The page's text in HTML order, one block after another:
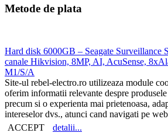
Metode de plata
Hard disk 6000GB – Seagate
canale Hikvision, 8MP, AI, AcuSense,
M1/S/A
Site-ul rebel-electro.ro utilizeaza module
oferim informatii relevante despre
precum si o experienta mai prietenoasa,
intereselor dvs., atunci cand navigati pe
ACCEPT
detalii...